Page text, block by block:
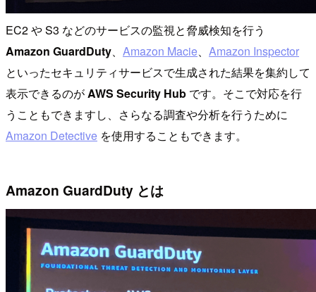
EC2 や S3 などのサービスの監視と脅威検知を行う
Amazon GuardDuty、 Amazon Macie、 Amazon Inspector
といったセキュリティサービスで生成された結果を集約して
表示できるのがAWS Security Hub です。そこで対応を行
うこともできますし、さらなる調査や分析を行うために
Amazon Detective を使用することもできます。
Amazon GuardDuty とは